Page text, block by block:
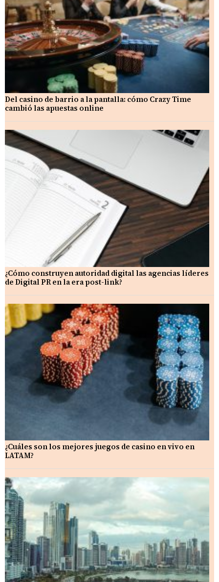
Del casino de barrio a la pantalla: cómo Crazy Time
cambió las apuestas online
¿Cómo construyen autoridad digital las agencias líderes
de Digital PR en la era post-link?
¿Cuáles son los mejores juegos de casino en vivo en
LATAM?